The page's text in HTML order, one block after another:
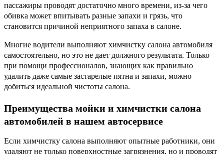
пассажиры проводят достаточно много времени, из-за чего
обивка может впитывать разные запахи и грязь, что
становится причиной неприятного запаха в салоне.
Многие водители выполняют химчистку салона автомобиля
самостоятельно, но это не дает должного результата. Только
при помощи профессионалов, знающих как правильно
удалить даже самые застарелые пятна и запахи, можно
добиться идеальной чистоты салона.
Преимущества мойки и химчистки салона
автомобилей в нашем автосервисе
Если химчистку салона выполняют опытные работники, они
удаляют не только поверхностные загрязнения, но и проводят